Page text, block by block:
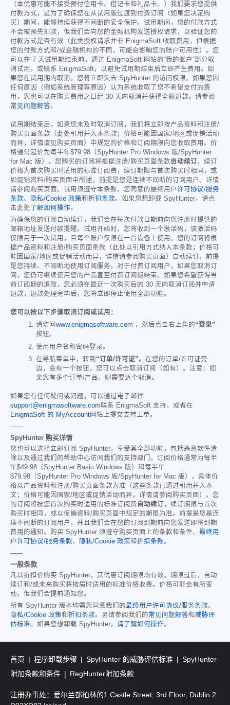
（本优惠可能不接受预付信用卡、借记卡和礼品卡。）我们要求您提供
付款方式，是为了确保您在从试用版过渡到付费订阅（如果您决定购
买）期间，能够持续获得不间断的安全保护。试用期间，您的付款方式
不会被预先扣款，但我们会向您的金融机构发送授权请求，以验证您的
付款方式是否有效（此类授权请求并非 EnigmaSoft 收取费用，但根据
您的付款方式和/或金融机构的不同，可能会影响您的账户可用性）。您
可以在 7 天试用期结束前，通过 EnigmaSoft 网站的“我的账户”部分取
消试用，或联系 EnigmaSoft，以避免试用期结束后立即产生费用。如
果您在试用期内取消，您将立即失去 SpyHunter 的访问权限。如果您因
任何原因（例如系统管理等原因）认为系统收取了您不希望支付的费
用，您也可以在购买费用之日起 30 天内取消并获得全额退款。请参阅
常见问题解答。
试用期结束后，如果您未及时取消订阅，我们将立即按产品资料和注册/
购买页面条款（此处引用并入本条款；价格可能因国家/地区或促销活动
而异，详情请见购买页面）中规定的价格和订阅期限向您收取费用。价
格通常起价为每半年$79.98 （SpyHunter Pro Windows 版/SpyHunter
for Mac 版）。您购买的订阅将根据注册/购买页面条款 自动续订 ，续订
价格为首次购买时适用的标准订阅费，续订期限与首次购买时相同，或
如促销资料/购买页面中所述，前提是您是连续不间断的订阅用户。详情
请参阅购买页面。试用须遵守本条款、您同意的最终用户许可协议/服务
条款、 隐私/Cookie 政策和折扣条款。如果您想卸载 SpyHunter，请点
击此处 了解如何操作。
为确保您的订阅自动续订，我们会在每次付款日期前向您注册时提供的
邮箱地址发送付款提醒。试用开始时，您将收到一个激活码，该激活码
仅限用于一次试用，且每个账户仅限在一台设备上使用。您的订阅将根
据产品资料和注册/购买页面条款（此处以引用方式纳入本条款；价格可
能因国家/地区或促销活动而异，详情请参阅购买页面）自动续订，前提
是您持续、不间断地使用订阅服务。对于付费订阅用户，如果您取消订
阅，您仍可继续使用您的产品直至付费订阅期结束。如果您希望获得当
前订阅期的退款，您必须在最近一次购买后的 30 天内取消订阅并申请
退款，退款处理完毕后，您将立即停止使用全部功能。
您可以按以下步骤取消订阅或试用：
请访问 www.enigmasoftware.com ，然后点击右上角的“登录”
按钮。
使用用户名和密码登录。
在导航菜单中，转到 “订单/许可证”。 在您的订单/许可证旁
边，会有一个按钮，您可以点击取消订阅（如有）。注意：如
果您有多个订单/产品，则需要逐个取消。
如果您有任何疑问或问题，可以通过电子邮件
support@enigmasoftware.com联系 EnigmaSoft 支持，或者在
EnigmaSoft 的 MyAccount网站上提交支持工单。
------
SpyHunter 购买详情
您也可以选择立即订阅 SpyHunter，享受其全部功能，包括恶意软件清
除以及通过我们的帮助中心访问我们的支持部门。订阅价格通常为每半
年$49.98 （SpyHunter Basic Windows 版）和每半年
$79.98 （SpyHunter Pro Windows 版/SpyHunter for Mac 版），具体价
格以产品资料和注册/购买页面条款为准（这些条款已通过引用并入本
文；价格可能因国家/地区或促销活动而异，详情请参阅购买页面）。您
的订阅将按您首次购买时适用的标准订阅费 自动续订 ，续订期限与首次
购买时相同，或以促销资料/购买页面中规定的期限为准。前提是您是连
续不间断的订阅用户，并且我们会在您的订阅到期前向您发送即将到期
费用的通知。购买 SpyHunter 须遵守购买页面上的条款和条件、 最终用
户许可协议/服务条款、 隐私/Cookie 政策和折扣条款。
------
一般条款
凡以折扣价购买 SpyHunter，其优惠订阅期限均有效。期限过后，自动
续订和/或未来购买将按届时适用的标准价格收费。价格可能会有所变
动，但我们会提前通知您。
所有 SpyHunter 版本均需您同意我们的最终用户许可协议/服务条款、
隐私/Cookie 政策和折扣条款。另请参阅我们的常见问题解答和威胁评
估标准。如果您想卸载 SpyHunter， 请了解如何操作。
首页 程序卸载步骤 SpyHunter 的威胁评估标准
SpyHunter
附加条款和条件
RegHunter附加条款
注册办事处：爱尔兰都柏林的1 Castle Street, 3rd Floor, Dublin 2